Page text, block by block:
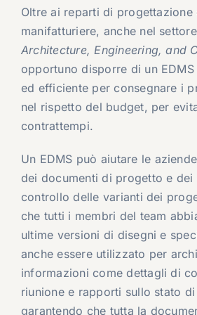
Oltre ai reparti di progettazione
manifatturiere, anche nel
Architecture, Engineering, and
opportuno disporre di un
ed efficiente per consegnare i
nel rispetto del budget, per
contrattempi.
Un EDMS può aiutare le
dei documenti di progetto e dei
controllo delle varianti dei
che tutti i membri del team
ultime versioni di disegni e
anche essere utilizzato per
informazioni come dettagli di
riunione e rapporti sullo stato di
garantendo che tutta la